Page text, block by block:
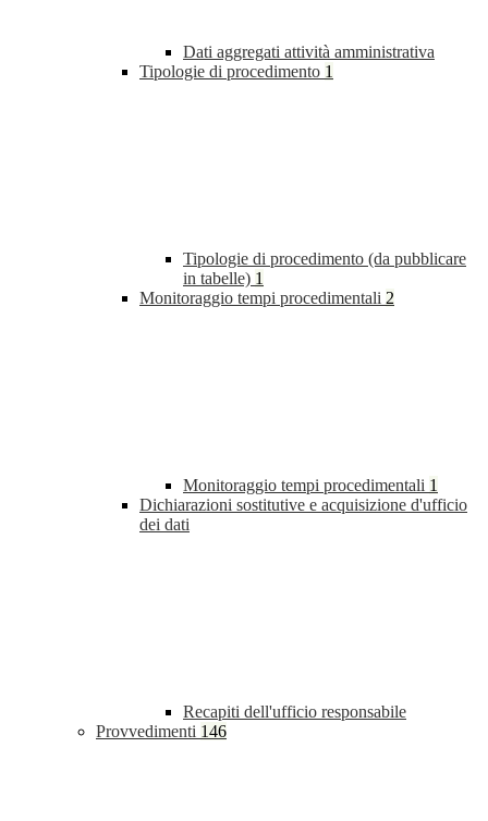
Dati aggregati attività amministrativa
Tipologie di procedimento 1
Tipologie di procedimento (da pubblicare
in tabelle) 1
Monitoraggio tempi procedimentali 2
Monitoraggio tempi procedimentali 1
Dichiarazioni sostitutive e acquisizione d'ufficio
dei dati
Recapiti dell'ufficio responsabile
Provvedimenti 146